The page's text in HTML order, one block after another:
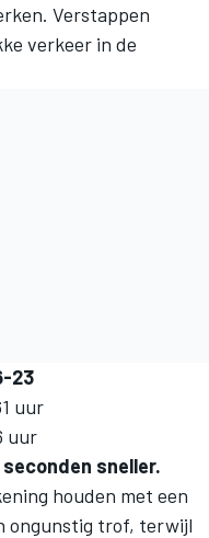
Verstappen
verkeer in de
23
uur
uur
sneller.
houden met een
ongunstig trof, terwijl